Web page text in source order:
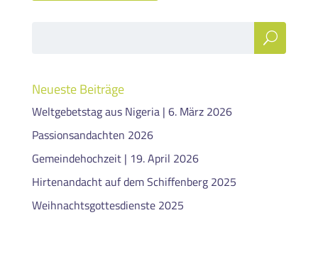
Neueste Beiträge
Weltgebetstag aus Nigeria | 6. März 2026
Passionsandachten 2026
Gemeindehochzeit | 19. April 2026
Hirtenandacht auf dem Schiffenberg 2025
Weihnachtsgottesdienste 2025